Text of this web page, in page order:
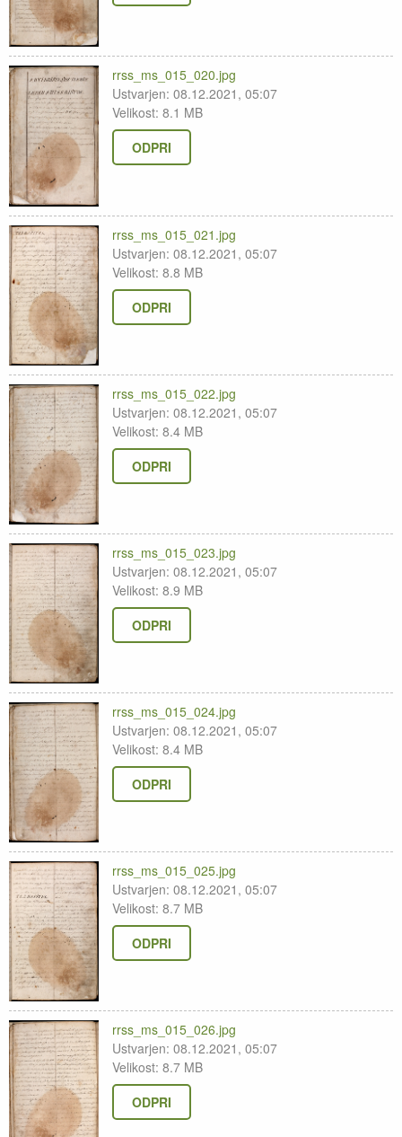
rrss_ms_015_020.jpg
Ustvarjen: 08.12.2021, 05:07
Velikost: 8.1 MB
ODPRI
rrss_ms_015_021.jpg
Ustvarjen: 08.12.2021, 05:07
Velikost: 8.8 MB
ODPRI
rrss_ms_015_022.jpg
Ustvarjen: 08.12.2021, 05:07
Velikost: 8.4 MB
ODPRI
rrss_ms_015_023.jpg
Ustvarjen: 08.12.2021, 05:07
Velikost: 8.9 MB
ODPRI
rrss_ms_015_024.jpg
Ustvarjen: 08.12.2021, 05:07
Velikost: 8.4 MB
ODPRI
rrss_ms_015_025.jpg
Ustvarjen: 08.12.2021, 05:07
Velikost: 8.7 MB
ODPRI
rrss_ms_015_026.jpg
Ustvarjen: 08.12.2021, 05:07
Velikost: 8.7 MB
ODPRI